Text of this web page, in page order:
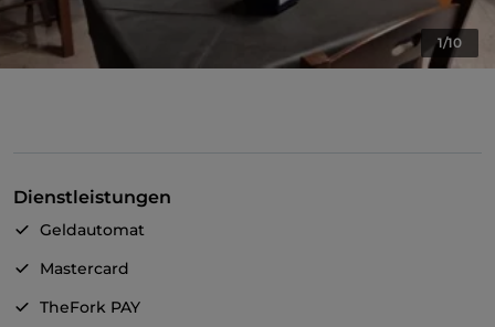
1/10
Dienstleistungen
Geldautomat
Mastercard
TheFork PAY